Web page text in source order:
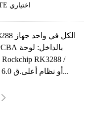
WIFI / BT / 4G LTE اختياري
RK3399 ، تدعم نظام Google Android 6.0 أو نظام أعلى.ق...